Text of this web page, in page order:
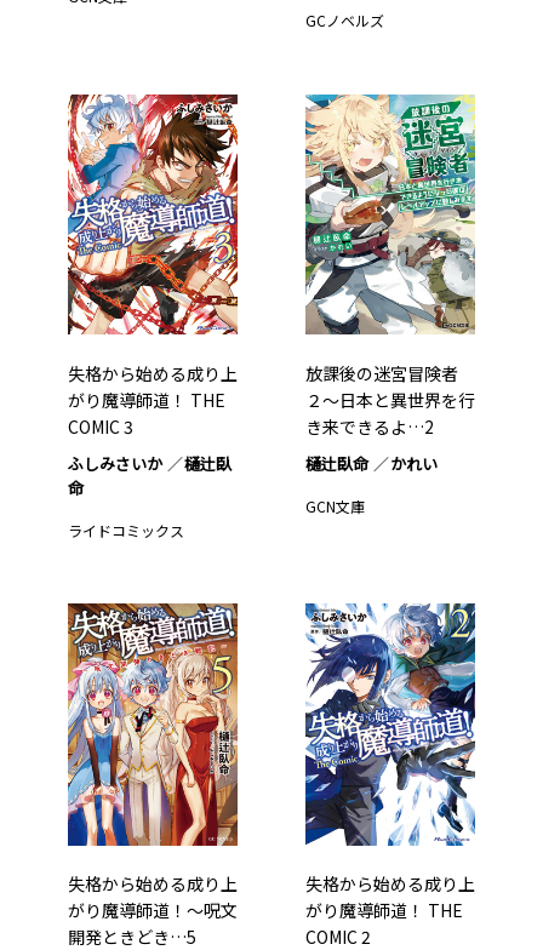
GCノベルズ
失格から始める成り上
がり魔導師道！ THE
COMIC 3
ふしみさいか
樋辻臥
命
ライドコミックス
放課後の迷宮冒険者
２～日本と異世界を行
き来できるよ…2
樋辻臥命 かれい
GCN文庫
失格から始める成り上
がり魔導師道！～呪文
開発ときどき…5
失格から始める成り上
がり魔導師道！ THE
COMIC 2